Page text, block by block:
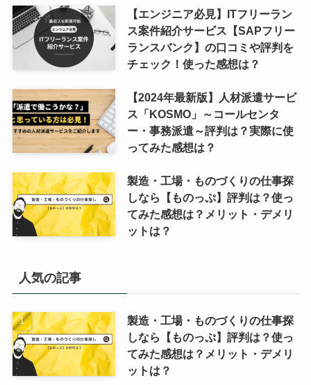
【エンジニア必見】ITフリーラン
ス案件紹介サービス【SAPフリー
ランスバンク】の口コミや評判を
チェック！使った感想は？
【2024年最新版】人材派遣サービ
ス「KOSMO」～コールセンタ
ー・事務派遣～評判は？実際に使
ってみた感想は？
製造・工場・ものづくりの仕事探
しなら【ものっぷ】評判は？使っ
てみた感想は？メリット・デメリ
ットは？
人気の記事
製造・工場・ものづくりの仕事探
しなら【ものっぷ】評判は？使っ
てみた感想は？メリット・デメリ
ットは？